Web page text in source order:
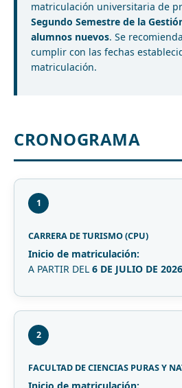
matriculación universitaria de
Segundo Semestre de la
alumnos nuevos. Se
cumplir con las fechas
matriculación.
CRONOGRAMA
1
CARRERA DE TURISMO (CPU)
Inicio de matriculación:
A PARTIR DEL 6 DE JULIO DE 2026
2
FACULTAD DE CIENCIAS PURAS Y
Inicio de matriculación: